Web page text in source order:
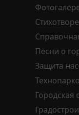
Песни о
Защита
Городская